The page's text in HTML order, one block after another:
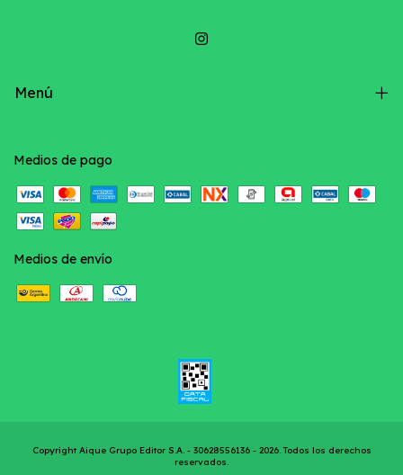
Menú
Medios de pago
Medios de envío
Copyright Aique Grupo Editor S.A. - 30628556136 - 2026. Todos los derechos
reservados.